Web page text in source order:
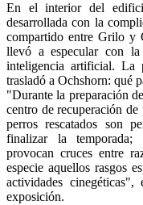
En el interior del
desarrollada con la
compartido entre Grilo y
llevó a especular con
inteligencia artificial. La
trasladó a Ochshorn: qué
"Durante la preparación
centro de recuperación
perros rescatados son
finalizar la temporada;
provocan cruces entre
especie aquellos rasgos
actividades
exposición.